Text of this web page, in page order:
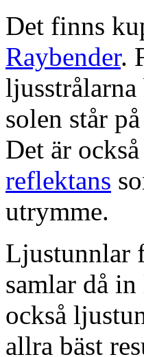
Det finns
Raybender.
solen står
Det är
reflektans
utrymme.
Ljustunnlar
samlar då
också
allra bäst